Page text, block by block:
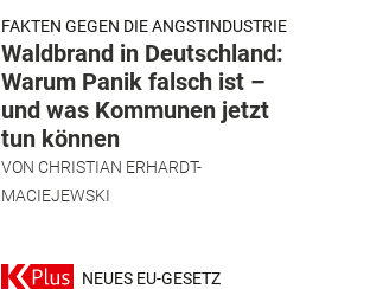
FAKTEN GEGEN DIE ANGSTINDUSTRIE
Waldbrand in Deutschland:
Warum Panik falsch ist –
und was Kommunen jetzt
tun können
VON CHRISTIAN ERHARDT-
MACIEJEWSKI
NEUES EU-GESETZ